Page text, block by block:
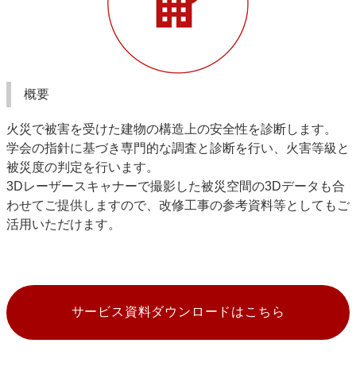
概要
火災で被害を受けた建物の構造上の安全性を診断します。
学会の指針に基づき専門的な調査と診断を行い、火害等級と
被災度の判定を行います。
3Dレーザースキャナーで撮影した被災空間の3Dデータも合
わせてご提供しますので、改修工事の参考資料等としてもご
活用いただけます。
サービス資料ダウンロードはこちら